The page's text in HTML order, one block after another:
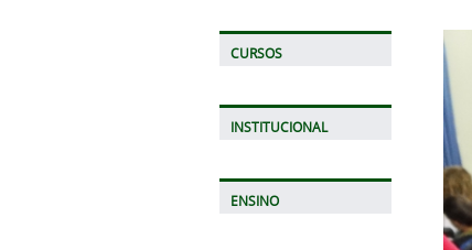
CURSOS
INSTITUCIONAL
ENSINO